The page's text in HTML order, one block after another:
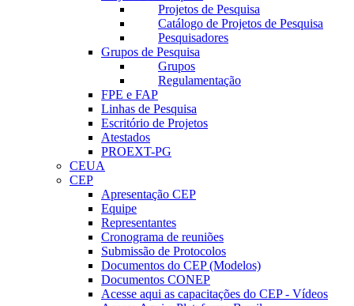
Projetos de Pesquisa
Catálogo de Projetos de Pesquisa
Pesquisadores
Grupos de Pesquisa
Grupos
Regulamentação
FPE e FAP
Linhas de Pesquisa
Escritório de Projetos
Atestados
PROEXT-PG
CEUA
CEP
Apresentação CEP
Equipe
Representantes
Cronograma de reuniões
Submissão de Protocolos
Documentos do CEP (Modelos)
Documentos CONEP
Acesse aqui as capacitações do CEP - Vídeos